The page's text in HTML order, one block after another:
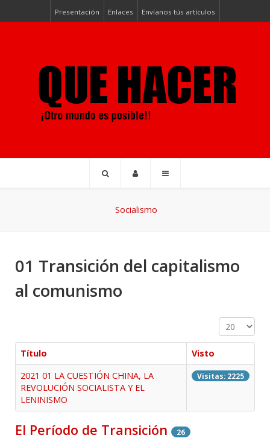
Presentación Enlaces Envíanos tús artículos
Socialismo
01 Transición del capitalismo
al comunismo
Cantidad a
Título
Visto
2021 01 LA CUESTIÓN CHINA, LA
REVOLUCIÓN SOCIALISTA Y EL
LENINISMO
Visitas: 2225
El Período de Transición 26